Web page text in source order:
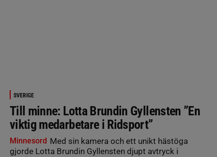
SVERIGE
Till minne: Lotta Brundin Gyllensten ”En
viktig medarbetare i Ridsport”
Minnesord Med sin kamera och ett unikt hästöga
gjorde Lotta Brundin Gyllensten djupt avtryck i